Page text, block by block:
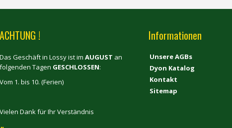
ACHTUNG !
Das Geschäft in Lossy ist im AUGUST an
folgenden Tagen GESCHLOSSEN:
Vom 1. bis 10. (Ferien)
Vielen Dank für Ihr Verständnis
Informationen
Unsere AGBs
Dyon Katalog
Kontakt
Sitemap